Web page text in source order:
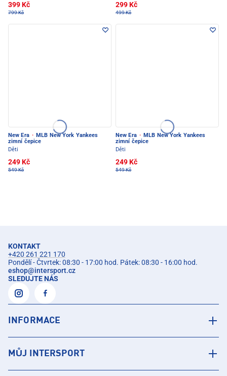
399 Kč
799 Kč
299 Kč
499 Kč
New Era · MLB New York Yankees
zimní čepice
Děti
249 Kč
549 Kč
New Era · MLB New York Yankees
zimní čepice
Děti
249 Kč
549 Kč
KONTAKT
+420 261 221 170
Pondělí - Čtvrtek: 08:30 - 17:00 hod. Pátek: 08:30 - 16:00 hod.
eshop@intersport.cz
SLEDUJTE NÁS
INFORMACE
MŮJ INTERSPORT